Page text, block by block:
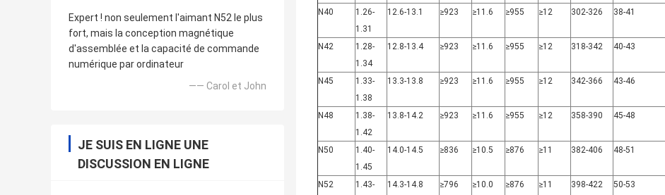
Expert ! non seulement l'aimant N52 le plus
fort, mais la conception magnétique
d'assemblée et la capacité de commande
numérique par ordinateur
—— Carol et John
JE SUIS EN LIGNE UNE
DISCUSSION EN LIGNE
N40
1.26-
1.31
12.6-13.1 ≥923 ≥11.6 ≥955 ≥12 302-326 38-41
N42
1.28-
1.34
12.8-13.4 ≥923 ≥11.6 ≥955 ≥12 318-342 40-43
N45
1.33-
1.38
13.3-13.8 ≥923 ≥11.6 ≥955 ≥12 342-366 43-46
N48
1.38-
1.42
13.8-14.2 ≥923 ≥11.6 ≥955 ≥12 358-390 45-48
N50
1.40-
1.45
14.0-14.5 ≥836 ≥10.5 ≥876 ≥11 382-406 48-51
N52
1.43-
14.3-14.8 ≥796 ≥10.0 ≥876 ≥11 398-422 50-53